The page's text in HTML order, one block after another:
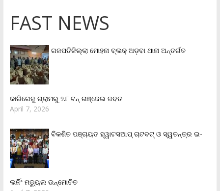
FAST NEWS
ଗଜପତିଜିଲ୍ଲା ମୋହନା ବ୍ଲକ୍‌ ଅଡ଼ବା ଥାନା ଅନ୍ତର୍ଗତ
କାରିଗେଜୁ ଗ୍ରାମରୁ ୨.୮ ଟନ୍ ଗଞ୍ଜେଇ ଜବତ
April 7, 2026
ବିକଶିତ ପଞ୍ଚାୟତ ହ୍ୱାଟସଆପ୍ ଚାଟବଟ୍ ଓ ସ୍ୱତନ୍ତ୍ର ଇ-
ଲର୍ନିଂ ମଡ୍ୟୁଲ ଉନ୍ମୋଚିତ